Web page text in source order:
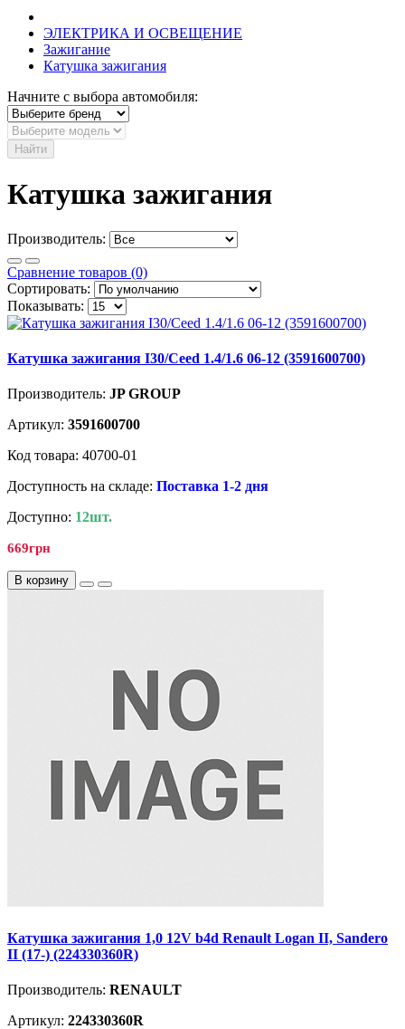
ЭЛЕКТРИКА И ОСВЕЩЕНИЕ
Зажигание
Катушка зажигания
Начните с выбора автомобиля:
Найти
Катушка зажигания
Производитель:
Сравнение товаров (0)
Сортировать:
Показывать:
Катушка зажигания I30/Ceed 1.4/1.6 06-12 (3591600700)
Производитель: JP GROUP
Артикул: 3591600700
Код товара: 40700-01
Доступность на складе: Поставка 1-2 дня
Доступно: 12шт.
669грн
В корзину
Катушка зажигания 1,0 12V b4d Renault Logan II, Sandero
II (17-) (224330360R)
Производитель: RENAULT
Артикул: 224330360R